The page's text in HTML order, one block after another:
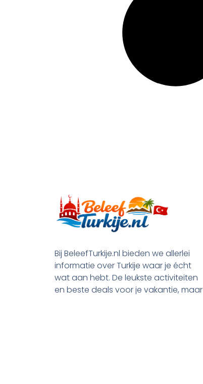
Bij BeleefTurkije.nl bieden we allerlei
informatie over Turkije waar je écht
wat aan hebt. De leukste activiteiten
en beste deals voor je vakantie, maar